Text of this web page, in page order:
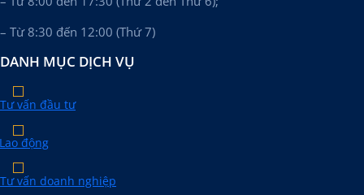
– Từ 8:30 đến 12:00 (Thứ 7)
DANH MỤC DỊCH VỤ
Tư vấn đầu tư
Lao động
Tư vấn doanh nghiệp